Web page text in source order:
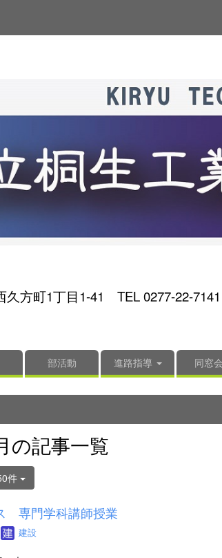
久方町1丁目1-41 TEL 0277-22-
部活動 進路指導 同窓会
の記事一覧
件
専門学科講師授業
建設